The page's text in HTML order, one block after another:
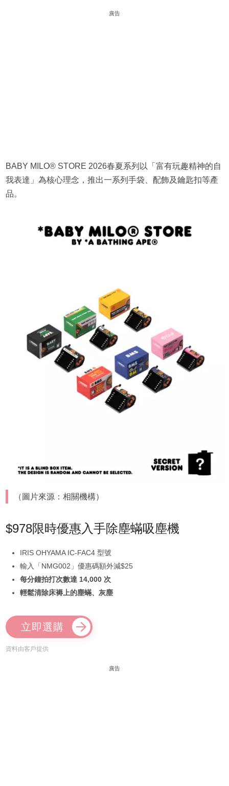
廣告
BABY MILO® STORE 2026春夏系列以「富有玩趣精神的自
我表達」為核心理念，推出一系列手袋、配飾及鑰匙扣等產
品。
（圖片來源：相關機構）
$978限時優惠入手除塵蟎吸塵機
IRIS OHYAMA IC-FAC4 型號
輸入「NMG002」優惠碼額外減$25
每分鐘拍打次數達 14,000 次
輕鬆清除床褥上的塵蟎、灰塵
立即選購
資料由客戶提供
廣告